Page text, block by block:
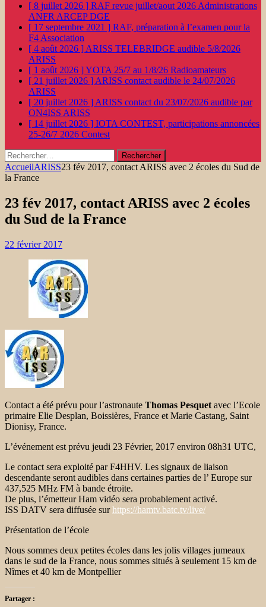
[ 8 juillet 2026 ] RAF revue juillet/aout 2026 Administrations
ANFR ARCEP DGE
[ 17 septembre 2021 ] RAF, préparation à l’examen pour la
F4 Association
[ 4 août 2026 ] ARISS TELEBRIDGE audible 5/8/2026
ARISS
[ 1 août 2026 ]YOTA 25/7 au 1/8/26 Radioamateurs
[ 21 juillet 2026 ] ARISS contact audible le 24/07/2026
ARISS
[ 20 juillet 2026 ] ARISS contact du 23/07/2026 audible par
ON4ISS ARISS
[ 14 juillet 2026 ] IOTA CONTEST, participations annoncées
25-26/7 2026 Contest
Rechercher :
AccueilARISS23 fév 2017, contact ARISS avec 2 écoles du Sud de
la France
23 fév 2017, contact ARISS avec 2 écoles
du Sud de la France
22 février 2017
Contact a été prévu pour l’astronaute Thomas Pesquet avec l’Ecole
primaire Elie Desplan, Boissières, France et Marie Castang, Saint
Dionisy, France.
L’événement est prévu jeudi 23 Février, 2017 environ 08h31 UTC,
Le contact sera exploité par F4HHV. Les signaux de liaison
descendante seront audibles dans certaines parties de l’ Europe sur
437,525 MHz FM à bande étroite.
De plus, l’émetteur Ham vidéo sera probablement activé.
ISS DATV sera diffusée surhttps://hamtv.batc.tv/live/
Présentation de l’école
Nous sommes deux petites écoles dans les jolis villages jumeaux
dans le sud de la France, nous sommes situés à seulement 15 km de
Nîmes et 40 km de Montpellier
Partager :